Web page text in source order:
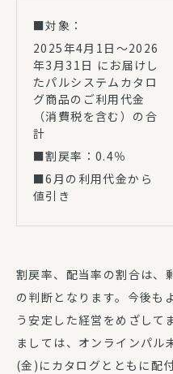
■対象：
2025年4月1日～2026
年3月31日 にお届けし
たパルシステムカタロ
グ商品のご利用代金
（消費税を含む）の合
計
■割戻率：0.4％
■6月の利用代金から
値引き
割戻率、配当率の割合は、
の判断となります。今後も
う安定した経営をめざして
ましては、オンラインパ
(金)にカタログとともに配